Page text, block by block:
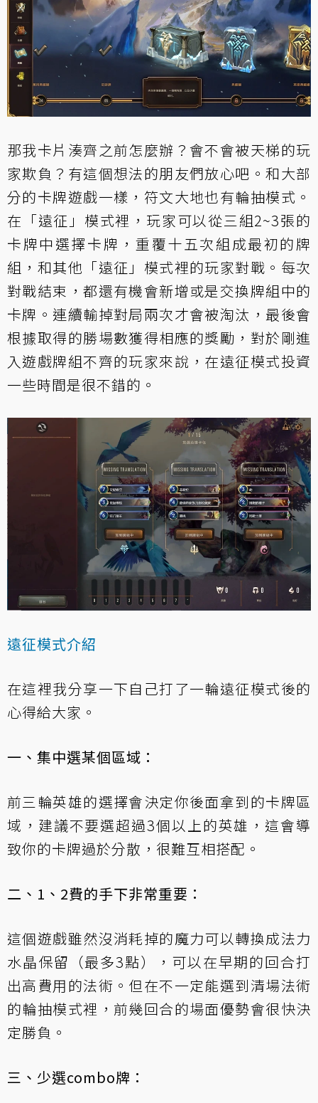
那我卡片湊齊之前怎麼辦？會不會被天梯的玩
家欺負？有這個想法的朋友們放心吧。和大部
分的卡牌遊戲一樣，符文大地也有輪抽模式。
在「遠征」模式裡，玩家可以從三組2~3張的
卡牌中選擇卡牌，重覆十五次組成最初的牌
組，和其他「遠征」模式裡的玩家對戰。每次
對戰結束，都還有機會新增或是交換牌組中的
卡牌。連續輸掉對局兩次才會被淘汰，最後會
根據取得的勝場數獲得相應的獎勵，對於剛進
入遊戲牌組不齊的玩家來說，在遠征模式投資
一些時間是很不錯的。
遠征模式介紹
在這裡我分享一下自己打了一輪遠征模式後的
心得給大家。
一、集中選某個區域：
前三輪英雄的選擇會決定你後面拿到的卡牌區
域，建議不要選超過3個以上的英雄，這會導
致你的卡牌過於分散，很難互相搭配。
二、1、2費的手下非常重要：
這個遊戲雖然沒消耗掉的魔力可以轉換成法力
水晶保留（最多3點），可以在早期的回合打
出高費用的法術。但在不一定能選到清場法術
的輪抽模式裡，前幾回合的場面優勢會很快決
定勝負。
三、少選combo牌：